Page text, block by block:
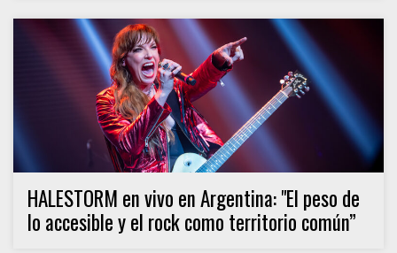
HALESTORM en vivo en Argentina: "El peso de
lo accesible y el rock como territorio común”